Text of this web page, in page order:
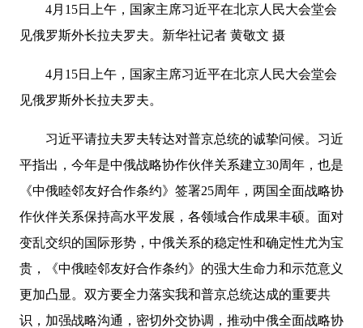
4月15日上午，国家主席习近平在北京人民大会堂会
见俄罗斯外长拉夫罗夫。新华社记者 黄敬文 摄
4月15日上午，国家主席习近平在北京人民大会堂会
见俄罗斯外长拉夫罗夫。
习近平请拉夫罗夫转达对普京总统的诚挚问候。习近
平指出，今年是中俄战略协作伙伴关系建立30周年，也是
《中俄睦邻友好合作条约》签署25周年，两国全面战略协
作伙伴关系保持高水平发展，各领域合作成果丰硕。面对
变乱交织的国际形势，中俄关系的稳定性和确定性尤为宝
贵，《中俄睦邻友好合作条约》的强大生命力和示范意义
更加凸显。双方要全力落实我和普京总统达成的重要共
识，加强战略沟通，密切外交协调，推动中俄全面战略协